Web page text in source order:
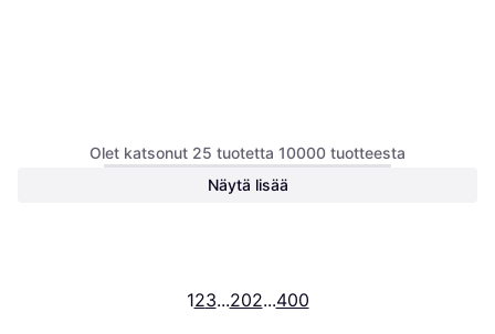
Dolce & Gabbana Light Blue
Olet katsonut 25 tuotetta 10000 tuotteesta
Näytä lisää
123...202...400